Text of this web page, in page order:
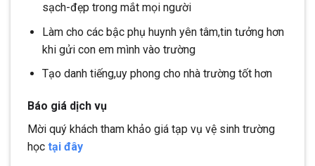
sạch-đẹp trong mắt mọi người
Làm cho các bậc phụ huynh yên tâm,tin tưởng hơn
khi gửi con em mình vào trường
Tạo danh tiếng,uy phong cho nhà trường tốt hơn
Báo giá dịch vụ
Mời quý khách tham khảo giá tạp vụ vệ sinh trường
học tại đây